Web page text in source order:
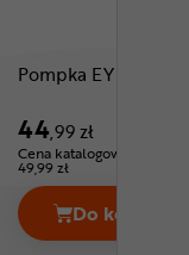
Road Cena
Pompka EYEN
44,99 zł
Cena katalogowa:
49,99 zł
Do koszyka